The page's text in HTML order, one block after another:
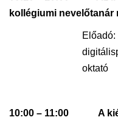
kollégiumi nevelőtanár
Előadó:
oktató
10:00 – 11:00 A